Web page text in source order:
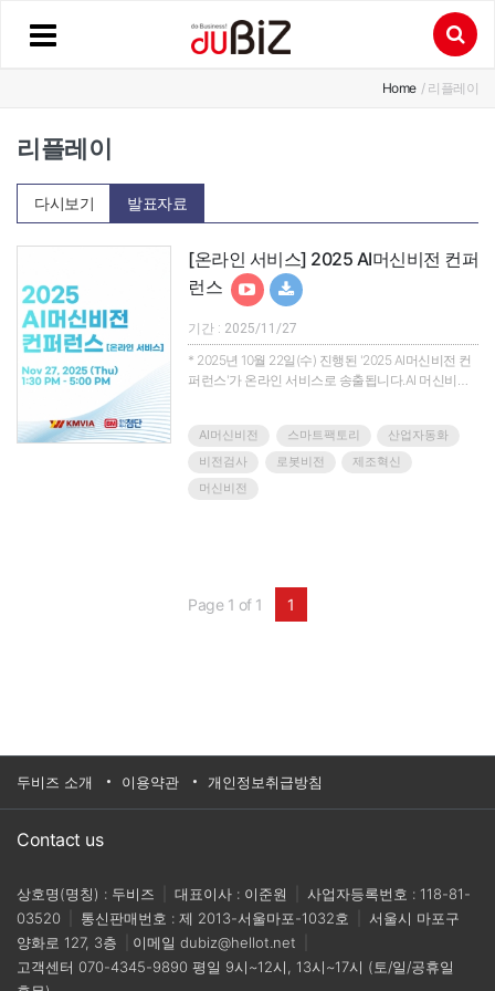
Home / 리플레이
리플레이
다시보기 발표자료
[온라인 서비스] 2025 AI머신비전 컨퍼
런스
기간 : 2025/11/27
* 2025년 10월 22일(수) 진행된 '2025 AI머신비전 컨
퍼런스'가 온라인 서비스로 송출됩니다.AI 머신비전,
품질 혁신을 이끄는 핵심 기술로 자리 잡았습니다. 특
히 AI와 결합한 차세대 머신비전은 정밀 검사·생산 효
율·스마트 로보틱스와의 융합을 통해 산업계의 새로
운 패러다임을 만들어가고 있습니다.[2025 AI 머신비
AI머신비전 스마트팩토리
산업자동화
비전검사
로봇비전
제조혁신
머신비전
Page 1 of 1 1
두비즈 소개 이용약관 개인정보취급방침
Contact us
상호명(명칭) : 두비즈 대표이사 : 이준원
사업자등록번호 : 118-81-
03520
통신판매번호 : 제 2013-서울마포-1032호
서울시 마포구
양화로 127, 3층
이메일 dubiz@hellot.net
고객센터 070-4345-9890 평일 9시~12시, 13시~17시 (토/일/공휴일